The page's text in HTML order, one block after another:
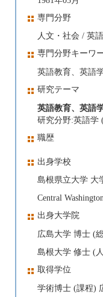
専門分野
人文・社会 / 英
専門分野キーワ
英語教育、英語
研究テーマ
英語教育、英語
研究分野:英語学
職歴
出身学校
島根県立大学 大
Central
出身大学院
広島大学 博士 (
島根大学 修士 (
取得学位
学術博士 (課程)